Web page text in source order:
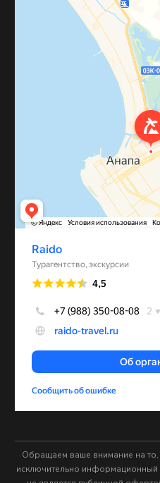
Обращаем ваше внимание на то,
исключительно информационный